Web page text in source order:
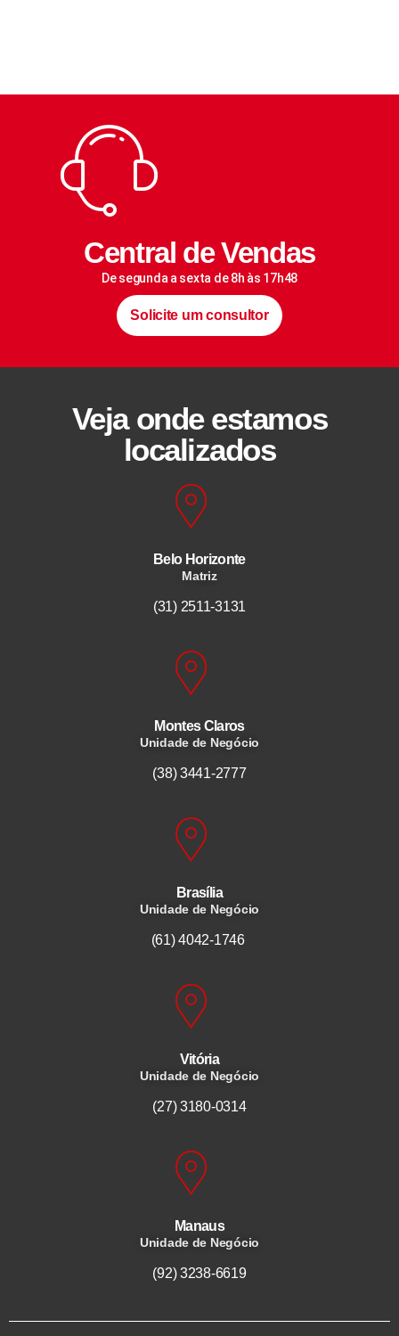
Central de Vendas
De segunda a sexta de 8h às 17h48
Solicite um consultor
Veja onde estamos
localizados
Belo Horizonte
Matriz
(31) 2511-3131
Montes Claros
Unidade de Negócio
(38) 3441-2777
Brasília
Unidade de Negócio
(61) 4042-1746
Vitória
Unidade de Negócio
(27) 3180-0314
Manaus
Unidade de Negócio
(92) 3238-6619